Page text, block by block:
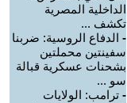
الداخلية المصرية
تكشف ...
- الدفاع الروسية: ضربنا
سفينتين محملتين
بشحنات عسكرية قبالة
سو ...
- ترامب: الولايات